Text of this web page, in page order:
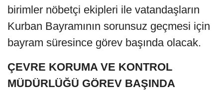
birimler nöbetçi ekipleri ile vatandaşların
Kurban Bayramının sorunsuz geçmesi için
bayram süresince görev başında olacak.
ÇEVRE KORUMA VE KONTROL
MÜDÜRLÜĞÜ GÖREV BAŞINDA